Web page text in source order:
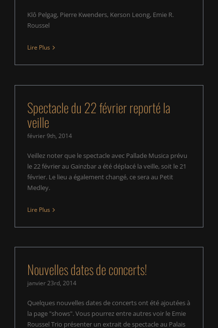
Klô Pelgag, Pierre Kwenders, Kerson Leong, Emie R.
Roussel
Lire Plus
Spectacle du 22 février reporté la
veille
février 9th, 2014
Veillez noter que le spectacle avec Pallade Musica prévu
le 22 février au Gainzbar a été déplacé la veille, soit le 21
février. Le lieu a également changé, ce sera au Petit
Medley.
Lire Plus
Nouvelles dates de concerts!
janvier 23rd, 2014
Quelques nouvelles dates de concerts ont été ajoutées à
la page "shows". Vous pourrez entre autres voir le Emie
Roussel Trio présenter un extrait de spectacle au Palais